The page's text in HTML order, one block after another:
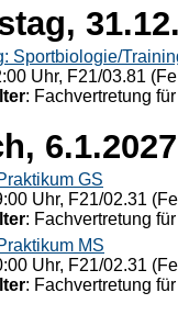
Sportbiologie/
Uhr, F21/03.81
: Fachvertretung
6.1.2027
GS
Uhr, F21/02.31
: Fachvertretung
MS
Uhr, F21/02.31
: Fachvertretung